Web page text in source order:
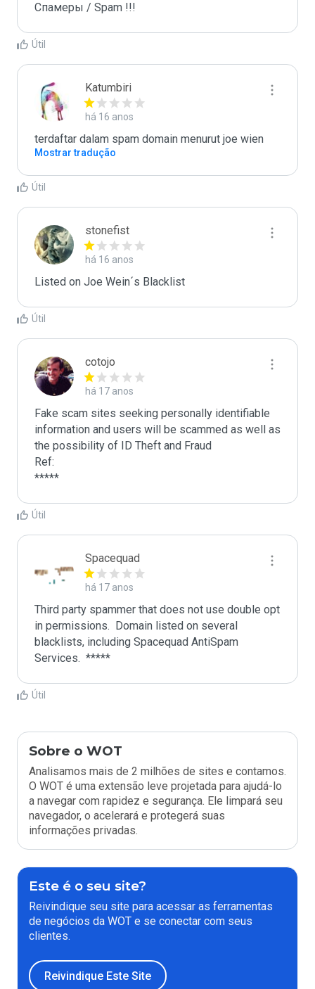
Спамеры / Spam !!!
Útil
Katumbiri
há 16 anos
terdaftar dalam spam domain menurut joe wien
Mostrar tradução
Útil
stonefist
há 16 anos
Listed on Joe Wein´s Blacklist
Útil
cotojo
há 17 anos
Fake scam sites seeking personally identifiable
information and users will be scammed as well as
the possibility of ID Theft and Fraud
Ref:
*****
Útil
Spacequad
há 17 anos
Third party spammer that does not use double opt
in permissions.  Domain listed on several
blacklists, including Spacequad AntiSpam
Útil
Sobre o WOT
Analisamos mais de 2 milhões de sites e contamos.
O WOT é uma extensão leve projetada para ajudá-lo
a navegar com rapidez e segurança. Ele limpará seu
navegador, o acelerará e protegerá suas
informações privadas.
Este é o seu site?
Reivindique seu site para acessar as ferramentas
de negócios da WOT e se conectar com seus
clientes.
Reivindique Este Site